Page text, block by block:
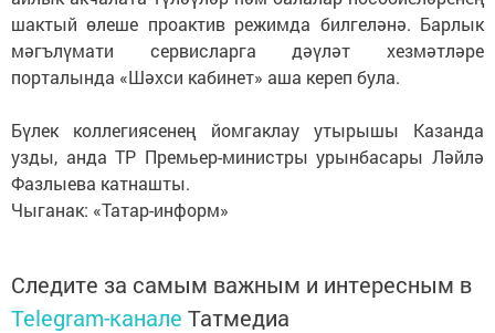
шактый өлеше проактив режимда билгеләнә. Барлык
мәгълүмати сервисларга дәүләт хезмәтләре
порталында «Шәхси кабинет» аша кереп була.
Бүлек коллегиясенең йомгаклау утырышы Казанда
узды, анда ТР Премьер-министры урынбасары Ләйлә
Фазлыева катнашты.
Чыганак: «Татар-информ»
Следите за самым важным и интересным в
Telegram-канале Татмедиа